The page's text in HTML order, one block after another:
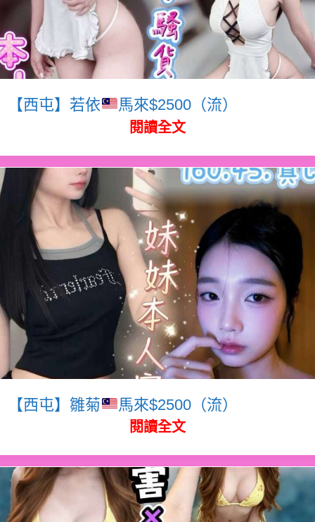
【西屯】若依 馬來$2500（流）
閱讀全文
【西屯】雛菊 馬來$2500（流）
閱讀全文